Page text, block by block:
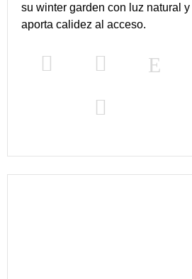
su winter garden con luz natural
aporta calidez al acceso.